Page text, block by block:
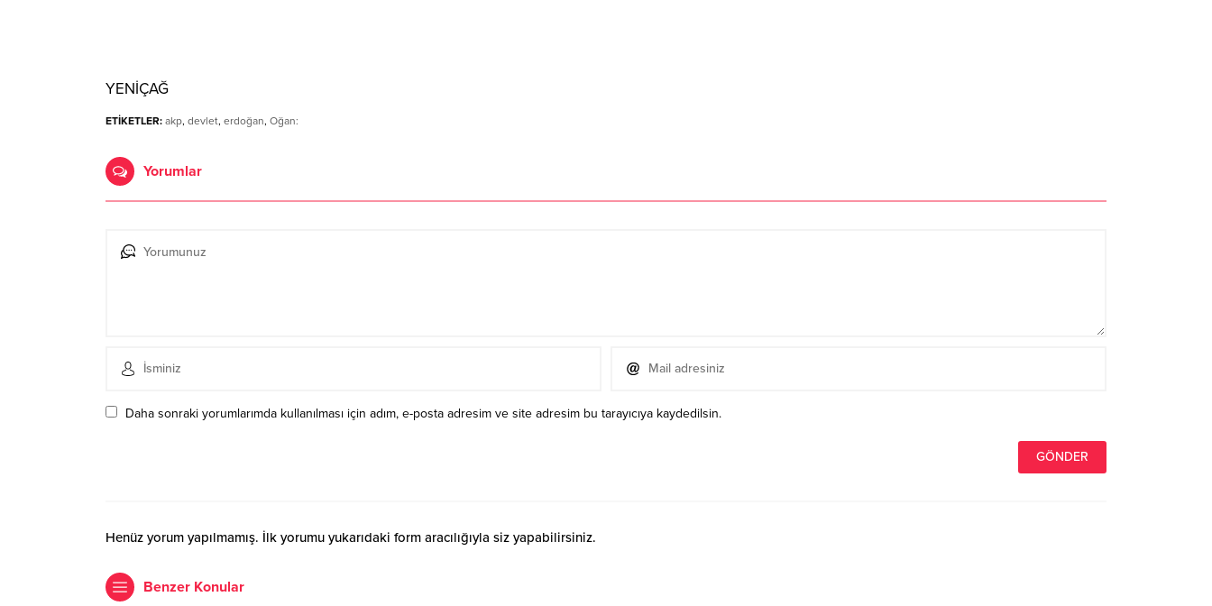
YENİÇAĞ
ETİKETLER: akp, devlet, erdoğan, Oğan:
Yorumlar
Daha sonraki yorumlarımda kullanılması için adım, e-posta adresim ve site adresim bu tarayıcıya kaydedilsin.
Henüz yorum yapılmamış. İlk yorumu yukarıdaki form aracılığıyla siz yapabilirsiniz.
Benzer Konular